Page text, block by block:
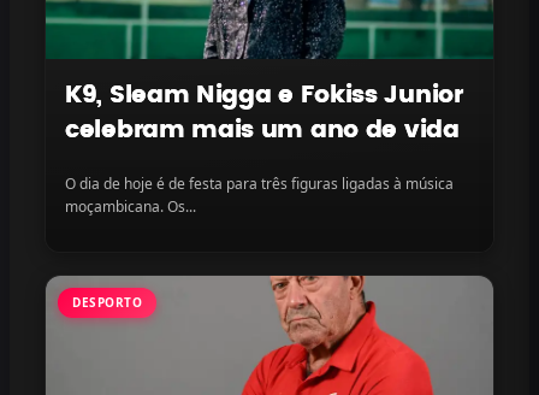
K9, Sleam Nigga e Fokiss Junior
celebram mais um ano de vida
O dia de hoje é de festa para três figuras ligadas à música
moçambicana. Os...
DESPORTO